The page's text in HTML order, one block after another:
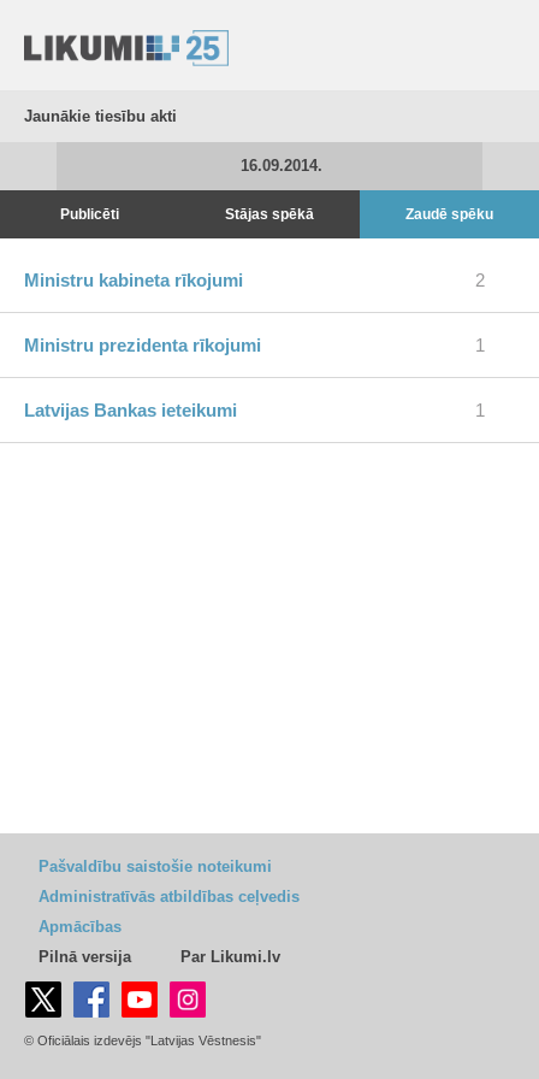
Jaunākie tiesību akti
16.09.2014.
Publicēti Stājas spēkā Zaudē spēku
Ministru kabineta rīkojumi 2
Ministru prezidenta rīkojumi 1
Latvijas Bankas ieteikumi 1
Pašvaldību saistošie noteikumi
Administratīvās atbildības ceļvedis
Apmācības
Pilnā versija
Par Likumi.lv
© Oficiālais izdevējs "Latvijas Vēstnesis"